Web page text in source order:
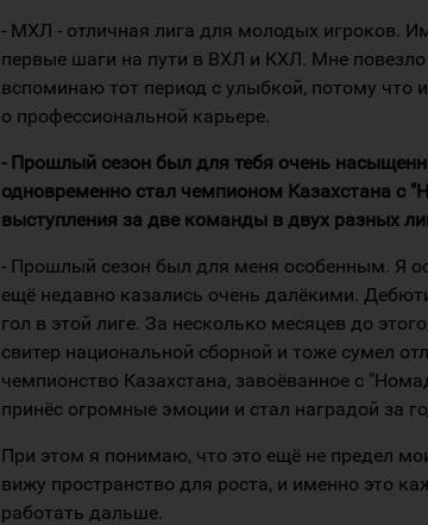
- МХЛ - отличная лига для молодых игроков.
первые шаги на пути в ВХЛ и КХЛ. Мне
вспоминаю тот период с улыбкой, потому что
о профессиональной карьере.
- Прошлый сезон был для тебя очень
одновременно стал чемпионом Казахстана с
выступления за две команды в двух разных
- Прошлый сезон был для меня особенным. Я
ещё недавно казались очень далёкими.
гол в этой лиге. За несколько месяцев до
свитер национальной сборной и тоже сумел
чемпионство Казахстана, завоёванное с
принёс огромные эмоции и стал наградой за
При этом я понимаю, что это ещё не предел
вижу пространство для роста, и именно это
работать дальше.